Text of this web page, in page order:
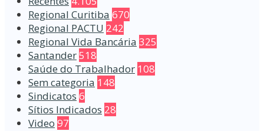
Regional Curitiba 670
Regional PACTU 242
Regional Vida Bancária 325
Santander518
Saúde do Trabalhador 108
Sem categoria 148
Sindicatos 6
Sítios Indicados 28
Video 97